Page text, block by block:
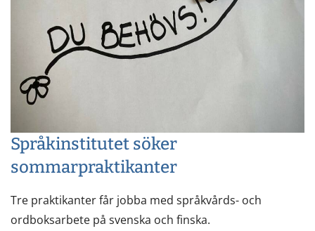
Språkinstitutet söker
sommarpraktikanter
Tre praktikanter får jobba med språkvårds- och
ordboksarbete på svenska och finska.